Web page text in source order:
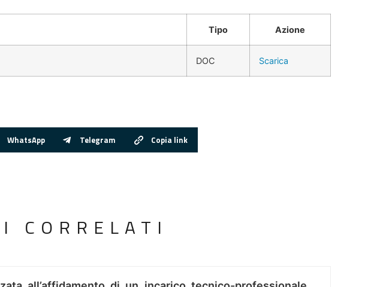
Tipo Azione
DOC Scarica
WhatsApp Telegram Copia link
CORRELATI